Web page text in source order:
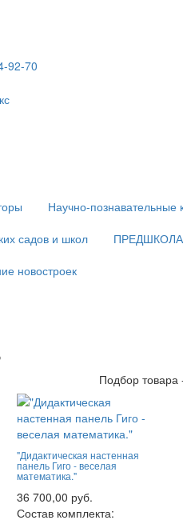
92-70
Научно-познавательные
садов и школ
ПРЕДШКОЛА.
новостроек
Подбор товара
"Дидактическая настенная
панель Гиго - веселая
математика."
36 700,00 руб.
Состав комплекта: